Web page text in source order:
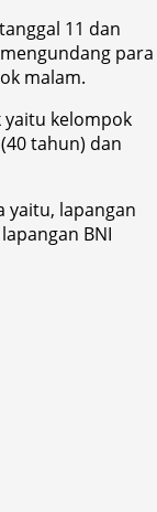
11 dan
para
malam.
kelompok
tahun) dan
yaitu, lapangan
BNI